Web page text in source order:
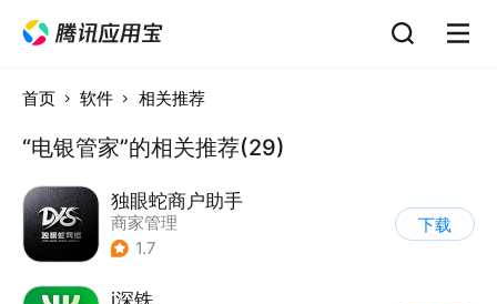
首页 软件 相关推荐
“电银管家”的相关推荐(29)
独眼蛇商户助手
商家管理
1.7
下载